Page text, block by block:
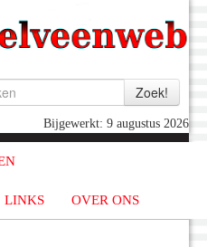
Bijgewerkt: 9 augustus 2026
LINKS OVER ONS